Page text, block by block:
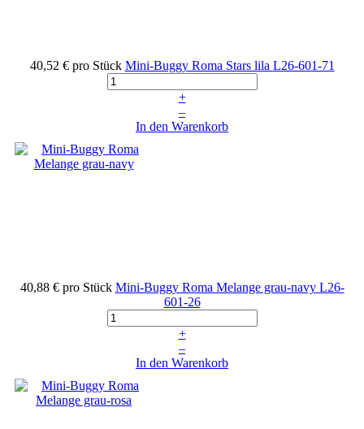
40,52 € pro Stück Mini-Buggy Roma Stars lila L26-601-71
+
–
In den Warenkorb
40,88 € pro Stück Mini-Buggy Roma Melange grau-navy L26-
601-26
+
–
In den Warenkorb